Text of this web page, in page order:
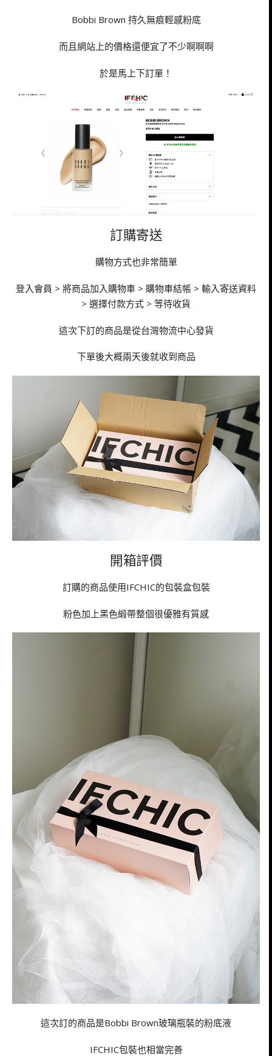
Bobbi Brown 持久無痕輕感粉底
而且網站上的價格還便宜了不少啊啊啊
於是馬上下訂單！
訂購寄送
購物方式也非常簡單
登入會員 > 將商品加入購物車 > 購物車結帳 > 輸入寄送資料
> 選擇付款方式 > 等待收貨
這次下訂的商品是從台灣物流中心發貨
下單後大概兩天後就收到商品
開箱評價
訂購的商品使用IFCHIC的包裝盒包裝
粉色加上黑色緞帶整個很優雅有質感
這次訂的商品是Bobbi Brown玻璃瓶裝的粉底液
IFCHIC包裝也相當完善